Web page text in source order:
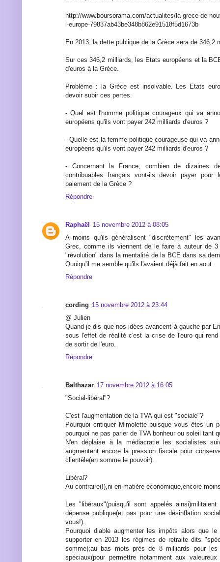
http://www.boursorama.com/actualites/la-grece-de-
l-europe-79837ab43be348b862e91518f5d1673b
En 2013, la dette publique de la Grèce sera de 346,2
Sur ces 346,2 milliards, les Etats européens et la
d'euros à la Grèce.
Problème : la Grèce est insolvable. Les Etats
devoir subir ces pertes.
- Quel est l'homme politique courageux qui va
européens qu'ils vont payer 242 milliards d'euros ?
- Quelle est la femme politique courageuse qui va
européens qu'ils vont payer 242 milliards d'euros ?
- Concernant la France, combien de dizaines
contribuables français vont-ils devoir payer pour
paiement de la Grèce ?
Répondre
Raphaël
15 novembre 2012 à 08:05
A moins qu'ils généralisent "discrètement" les
Grec, comme ils viennent de le faire à auteur de 3
"révolution" dans la mentalité de la BCE dans sa
Quoiqu'il me semble qu'ils l'avaient déjà fait en aout.
Répondre
cording 15 novembre 2012 à 23:44
@ Julien
Quand je dis que nos idées avancent à gauche par
sous l'effet de réalité c'est la crise de l'euro qui
de sortir de l'euro.
Répondre
Balthazar 17 novembre 2012 à 16:05
"Social-libéral"?
C'est l'augmentation de la TVA qui est "sociale"?
Pourquoi critiquer Mimolette puisque vous êtes un
pourquoi ne pas parler de TVA bonheur ou soleil tant
N'en déplaise à la médiacratie les socialistes
augmentent encore la pression fiscale pour
clientèle(en somme le pouvoir).
Libéral?
Au contraire(!),ni en matière économique,encore
Les "libéraux"(puisqu'il sont appelés
dépense publique(et pas pour une désinflation
vous!).
Pourquoi diable augmenter les impôts alors que le
supporter en 2013 les régimes de retraite dits
somme);au bas mots près de 8 milliards pour les
spéciaux(pour permettre notamment aux